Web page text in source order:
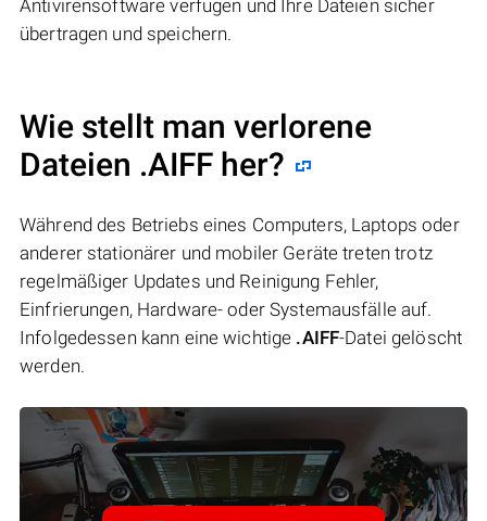
Antivirensoftware verfügen und Ihre Dateien sicher
übertragen und speichern.
Wie stellt man verlorene
Dateien .AIFF her?
Während des Betriebs eines Computers, Laptops oder
anderer stationärer und mobiler Geräte treten trotz
regelmäßiger Updates und Reinigung Fehler,
Einfrierungen, Hardware- oder Systemausfälle auf.
Infolgedessen kann eine wichtige .AIFF-Datei gelöscht
werden.